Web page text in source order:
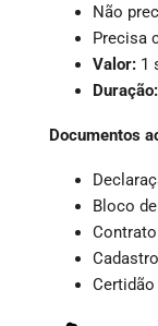
Não
Precisa
Valor: 1
Duração:
Documentos
Bloco